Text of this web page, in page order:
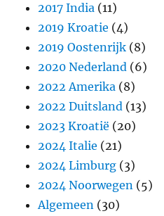
2017 India (11)
2019 Kroatie (4)
2019 Oostenrijk (8)
2020 Nederland (6)
2022 Amerika (8)
2022 Duitsland (13)
2023 Kroatië (20)
2024 Italie (21)
2024 Limburg (3)
2024 Noorwegen (5)
Algemeen (30)